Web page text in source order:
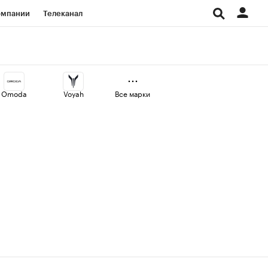
Телеканал
Проверка контрагентов
Omoda Voyah Все марки